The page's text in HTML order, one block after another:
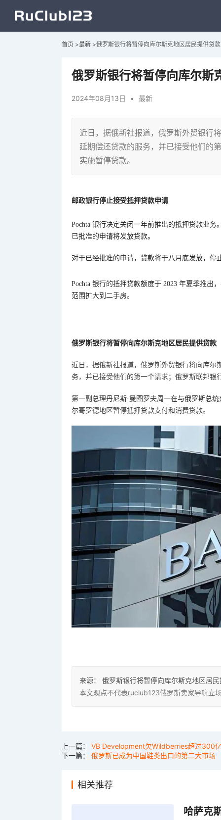
首页 >最新 >俄罗斯银行将暂停向库尔斯克地区居民提供贷款
俄罗斯银行将暂停向库尔斯
2024年08月13日 • 最新
近日，据俄新社报道，俄罗斯外贸银行
延期偿还贷款的服务，并已接受他们的
实施暂停贷款。
邮政银行停止接受抵押贷款申请
Pochta 银行决定关闭一年前推出的抵押贷款业
已批准的申请将发放贷款。
对于已经批准的申请，贷款将于八月底发放， 停
Pochta 银行的抵押贷款额度于 2023 年夏季推出
范围扩大到二手房。
俄罗斯银行将暂停向库尔斯克地区居民提供贷款
近日，据俄新社报道，俄罗斯外贸银行将向库尔
务，并已接受他们的第一个请求；俄罗斯联邦银
第一副总理丹尼斯·曼图罗夫周一在与俄罗斯总统
尔哥罗德地区暂停抵押贷款支付和消费贷款。
来源：
俄罗斯银行将暂停向库尔斯克地区居
本文观点不代表ruclub123俄罗斯卖家导航立
上一篇： VB Development欠Wildberries超过300
下一篇： 俄罗斯已成为中国鞋类出口的第二大市场
相关推荐
哈萨克